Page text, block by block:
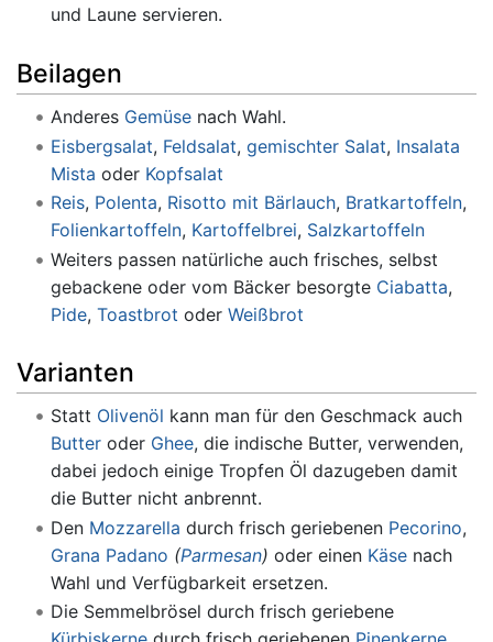
und Laune servieren.
Beilagen
Anderes Gemüsenach Wahl.
Eisbergsalat, Feldsalat, gemischter Salat, Insalata
Mista oder Kopfsalat
Reis, Polenta, Risotto mit Bärlauch, Bratkartoffeln,
Folienkartoffeln, Kartoffelbrei, Salzkartoffeln
Weiters passen natürliche auch frisches, selbst
gebackene oder vom Bäcker besorgte Ciabatta,
Pide, Toastbrot oder Weißbrot
Varianten
Statt Olivenöl kann man für den Geschmack auch
Butteroder Ghee, die indische Butter, verwenden,
dabei jedoch einige Tropfen Öl dazugeben damit
die Butter nicht anbrennt.
Den Mozzarella durch frisch geriebenen Pecorino,
Grana Padano (Parmesan) oder einen Käsenach
Wahl und Verfügbarkeit ersetzen.
Die Semmelbrösel durch frisch geriebene